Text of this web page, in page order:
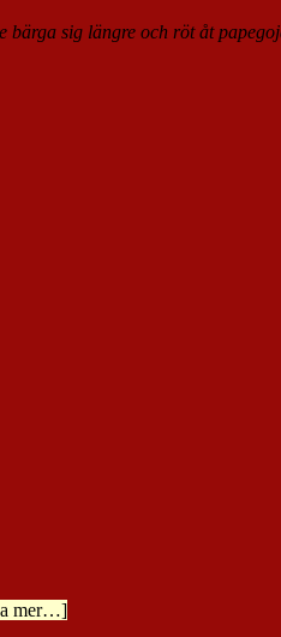
bärga sig längre och röt åt
mer…]